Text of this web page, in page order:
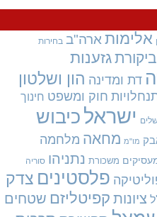
ארה"ב בחירות
גזענות
דת ומדינההון ושלטון
חוק ומשפט חינוך
ישראלכיבוש
מו"מ מחאהמלחמה
משכורת נתניהו סוריה
פלסטיניםצדק
קפיטליזםשטחים